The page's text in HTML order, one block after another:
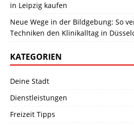
in Leipzig kaufen
Neue Wege in der Bildgebung: So
Techniken den Klinikalltag in
KATEGORIEN
Deine Stadt
Dienstleistungen
Freizeit Tipps